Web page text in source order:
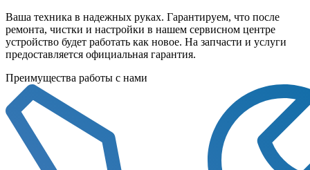
Ваша техника в надежных руках. Гарантируем, что после
ремонта, чистки и настройки в нашем сервисном центре
устройство будет работать как новое. На запчасти и услуги
предоставляется официальная гарантия.
Преимущества работы с нами